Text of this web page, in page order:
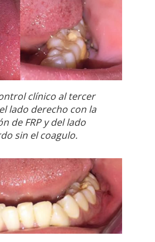
clínico al tercer
lado derecho con la
de FRP y del lado
sin el coagulo.